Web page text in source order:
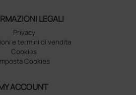
LEGALI
Privacy
e termini di vendita
Cookies
Cookies
ACCOUNT